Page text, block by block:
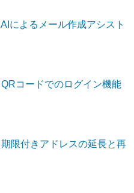
AIによるメール作成アシスト
QRコードでのログイン機能
期限付きアドレスの延長と再